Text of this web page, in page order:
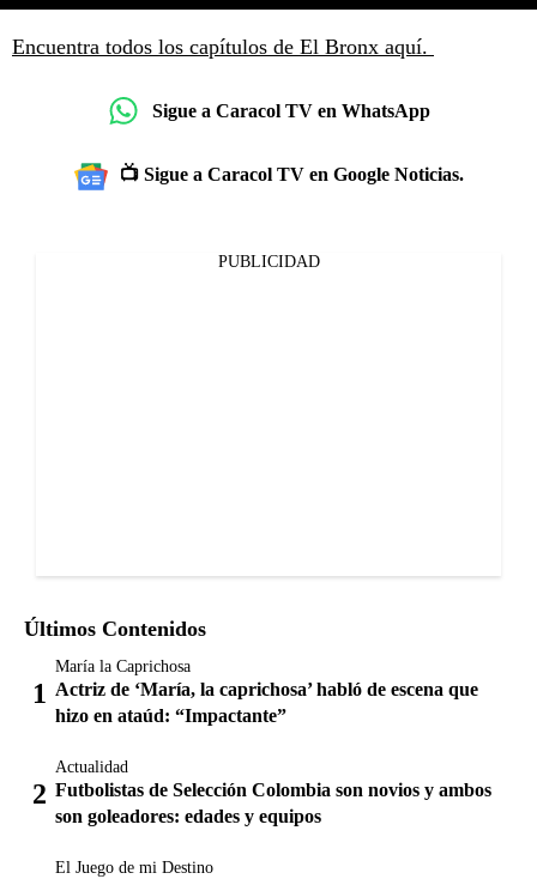
Encuentra todos los capítulos de El Bronx aquí.
Sigue a Caracol TV en WhatsApp
📺 Sigue a Caracol TV en Google Noticias.
PUBLICIDAD
Últimos Contenidos
María la Caprichosa
Actriz de ‘María, la caprichosa’ habló de escena que
hizo en ataúd: “Impactante”
Actualidad
Futbolistas de Selección Colombia son novios y ambos
son goleadores: edades y equipos
El Juego de mi Destino